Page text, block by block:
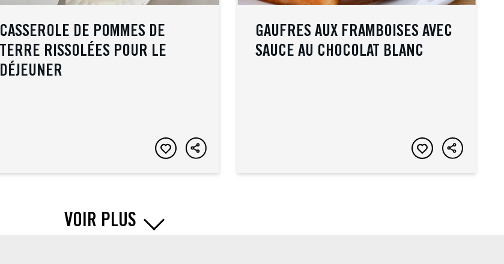
CASSEROLE DE POMMES DE
TERRE RISSOLÉES POUR LE
DÉJEUNER
GAUFRES AUX FRAMBOISES AVEC
SAUCE AU CHOCOLAT BLANC
VOIR PLUS